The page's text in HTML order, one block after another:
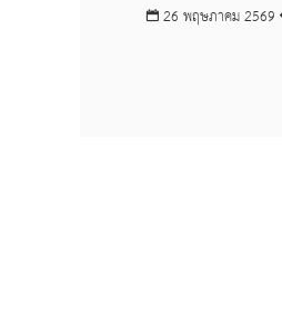
26 พฤษภาคม 2569